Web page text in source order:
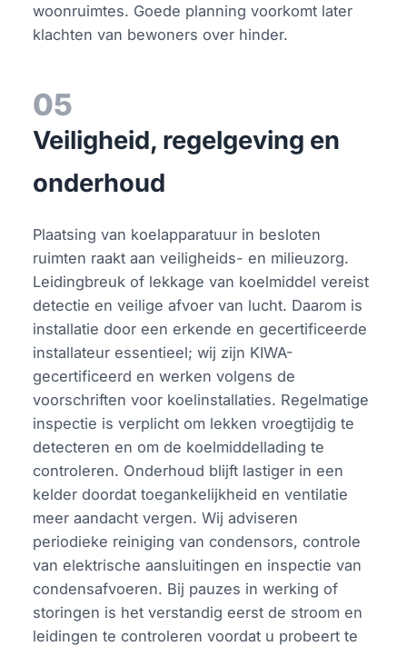
woonruimtes. Goede planning voorkomt later
klachten van bewoners over hinder.
05
Veiligheid, regelgeving en
onderhoud
Plaatsing van koelapparatuur in besloten
ruimten raakt aan veiligheids- en milieuzorg.
Leidingbreuk of lekkage van koelmiddel vereist
detectie en veilige afvoer van lucht. Daarom is
installatie door een erkende en gecertificeerde
installateur essentieel; wij zijn KIWA-
gecertificeerd en werken volgens de
voorschriften voor koelinstallaties. Regelmatige
inspectie is verplicht om lekken vroegtijdig te
detecteren en om de koelmiddellading te
controleren. Onderhoud blijft lastiger in een
kelder doordat toegankelijkheid en ventilatie
meer aandacht vergen. Wij adviseren
periodieke reiniging van condensors, controle
van elektrische aansluitingen en inspectie van
condensafvoeren. Bij pauzes in werking of
storingen is het verstandig eerst de stroom en
leidingen te controleren voordat u probeert te